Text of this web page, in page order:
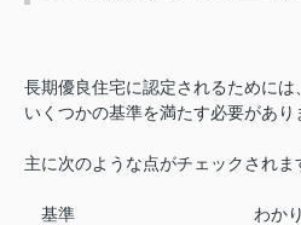
長期優良住宅に認定されるためには、
いくつかの基準を満たす必要があり
主に次のような点がチェックされま
基準 わかりやす